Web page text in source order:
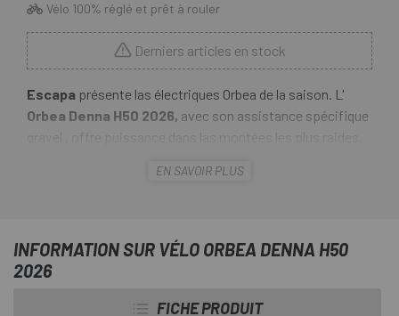
Vélo 100% réglé et prêt à rouler
Derniers articles en stock
Escapa présente las électriques Orbea de la saison. L'
Orbea Denna H50 2026, avec son assistance spécifique
gravel , offre puissance dans las montées les plus raides,
autonomie sur les longues distances. Quel que soit le
plaisir en selle.
EN SAVOIR PLUS
INFORMATION SUR VÉLO ORBEA DENNA H50
2026
FICHE PRODUIT